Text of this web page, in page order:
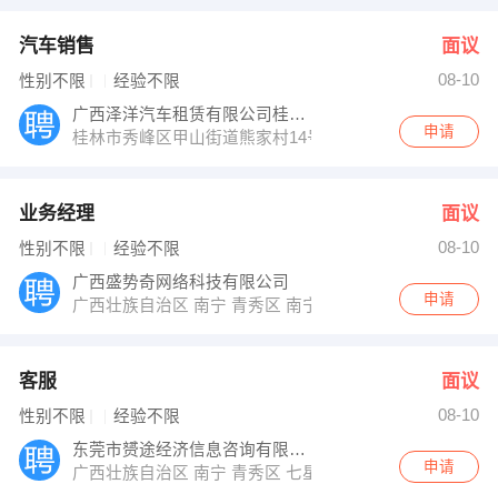
汽车销售 面议
性别不限 经验不限
08-10
广西泽洋汽车租赁有限公司桂林分公司
桂林市秀峰区甲山街道熊家村14号
申请
业务经理 面议
性别不限 经验不限
08-10
广西盛势奇网络科技有限公司
广西壮族自治区 南宁 青秀区 南宁市青秀区民族大道115
申请
客服 面议
性别不限 经验不限
08-10
东莞市赟途经济信息咨询有限公司南宁分公司
广西壮族自治区 南宁 青秀区 七星路137号外经贸大厦
申请